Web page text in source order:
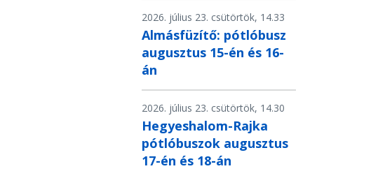
2026. július 23. csütörtök, 14.33
Almásfüzítő: pótlóbusz
augusztus 15-én és 16-
án
2026. július 23. csütörtök, 14.30
Hegyeshalom-Rajka
pótlóbuszok augusztus
17-én és 18-án